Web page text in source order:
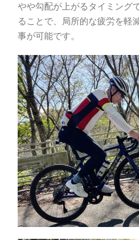
やや勾配が上がるタイミング
ることで、局所的な疲労を軽
事が可能です。